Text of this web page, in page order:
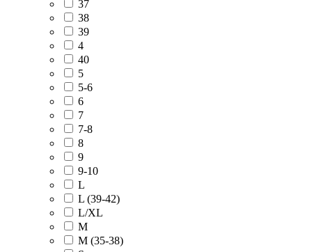
37
38
39
4
40
5
5-6
6
7
7-8
8
9
9-10
L
L (39-42)
L/XL
M
M (35-38)